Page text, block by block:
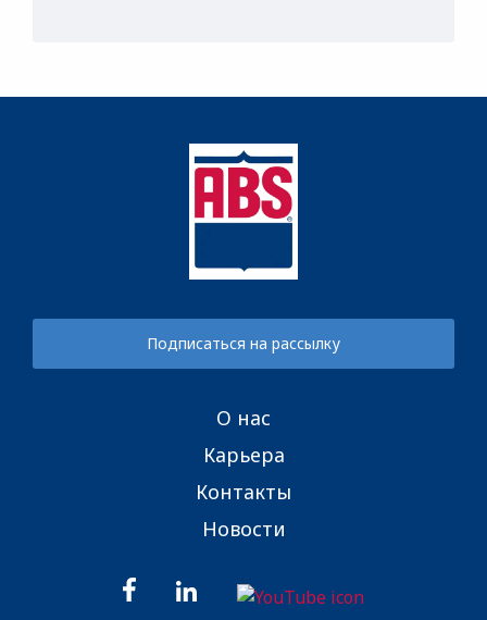
Подписаться на рассылку
О нас
Карьера
Контакты
Новости